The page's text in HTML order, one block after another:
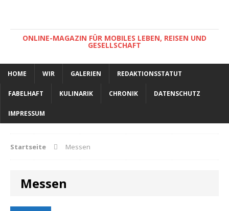
ONLINE-MAGAZIN FÜR MOBILES LEBEN, REISEN UND
GESELLSCHAFT
HOME WIR GALERIEN REDAKTIONSSTATUT
FABELHAFT KULINARIK CHRONIK DATENSCHUTZ
IMPRESSUM
Startseite Messen
Messen